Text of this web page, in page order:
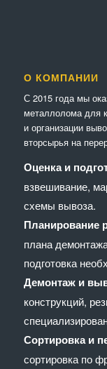
О КОМПАНИИ
С 2015 года мы
металлолома для
и организации
вторсырья на
Оценка и
взвешивание,
схемы вывоза.
Планирование
плана
подготовка
Демонтаж и
конструкций,
Сортировка и
сортировка по